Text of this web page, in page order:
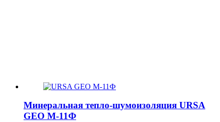
Минеральная тепло-шумоизоляция URSA
GEO М-11Ф